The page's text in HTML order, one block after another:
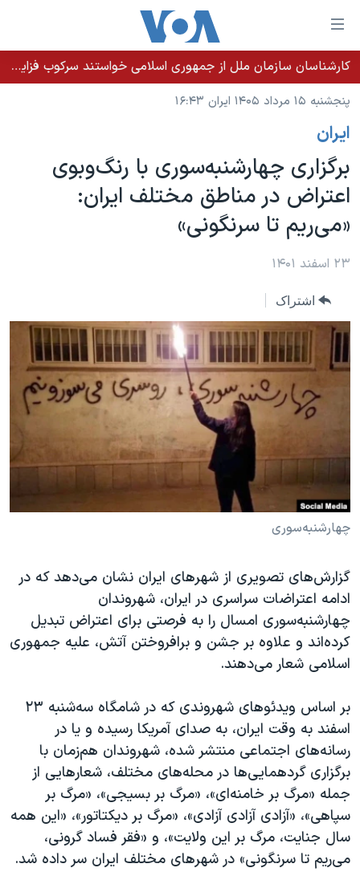
لینکهای
قابل
دسترسی
جهش
محتوای
اصلی
جهش
به
صفحه
جهش
خانه
نسخه سبک وب‌سایت
موضوع ها
ایران
آمریکا
جهان
ورزشی
ویدیوها
فرهنگ و زندگی
حقوق شهروندی
علم و فناوری
اسرائیل در جنگ
برنامه های تلویزیونی
جدول برنامه ها
صفحه‌های ویژه
جام جهانی ۲۰۲۶
بایگانی برنامه‌های تلویزیونی
مستندها
انتخابات ریاست جمهوری آمریکا ۲۰۲۴
حمله جمهوری اسلامی به اسرائیل
رمز مهسا
ورزش زنان در ایران
تریبونال مردمی آبان ۹۸
دادگاه حمید نوری
چهل سال گروگان‌گیری
قانون شفافیت دارائی کادر رهبری ایران
اسرائیل در جنگ
نرگس محمدی برنده جایزه نوبل صلح
همایش محافظه‌کاران آمریکا «سی‌پک»
صفحه‌های ویژه
سفر پرزیدنت ترامپ به چین
فرکانس‌های صدای آمریکا
پخش رادیویی
یادگیری زبان انگلیسی
دنبال کنید
زبانهای مختلف
کارشناسان سازمان ملل از جمهوری اسلامی خواستند سرکوب فزاینده اقلیت‌های قومی را متوقف کند
پنجشنبه ۱۵ مرداد ۱۴۰۵ ایران ۱۶:۴۳
ايران
برگزاری چهارشنبه‌سوری با رنگ‌وبوی
اعتراض در مناطق مختلف ایران:
«می‌ریم تا سرنگونی»
۲۳ اسفند ۱۴۰۱
اشتراک
چهارشنبه‌سوری
گزارش‌های تصویری از شهرهای ایران نشان می‌دهد که در
ادامه اعتراضات سراسری در ایران، شهروندان
چهارشنبه‌سوری امسال را به فرصتی برای اعتراض تبدیل
کرده‌اند و علاوه بر جشن و برافروختن آتش، علیه جمهوری
اسلامی شعار می‌دهند.
بر اساس ویدئوهای شهروندی که در شامگاه سه‌شنبه ۲۳
اسفند به وقت ایران، به صدای آمریکا رسیده و یا در
رسانه‌های اجتماعی منتشر شده، شهروندان هم‌زمان با
برگزاری گردهمایی‌ها در محله‌های مختلف، شعارهایی از
جمله «مرگ بر خامنه‌ای»، «مرگ بر بسیجی»، «مرگ بر
سپاهی»، «آزادی آزادی آزادی»، «مرگ بر دیکتاتور»، «این همه
سال جنایت، مرگ بر این ولایت»، و «فقر فساد گرونی،
می‌ریم تا سرنگونی» در شهرهای مختلف ایران سر داده شد.